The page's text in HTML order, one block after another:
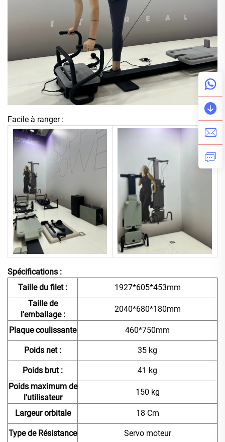
Facile à ranger :
Spécifications :
Taille du filet :
1927*605*453mm
Taille de
l'emballage :
2040*680*180mm
Plaque coulissante 460*750mm
Poids net : 35 kg
Poids brut :
41 kg
Poids maximum de
l'utilisateur
150 kg
Largeur orbitale 18 Cm
Type de Résistance
Servo moteur